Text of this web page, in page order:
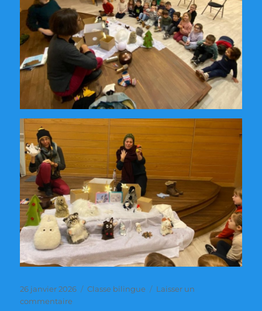
Publié
le
26 janvier 2026 Catégories
Classe bilingue
Laisser un
commentairesur